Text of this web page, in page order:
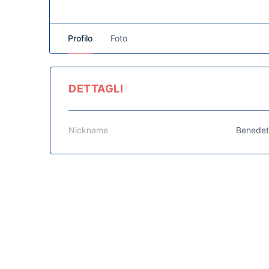
Profilo Foto
DETTAGLI
Nickname